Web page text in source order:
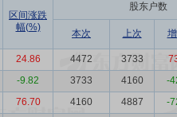
区间涨跌
幅(%)
股东户数
本次 上次
24.86 4472 3733
-9.82 3733 4160
-
76.70 4160 4887
-